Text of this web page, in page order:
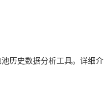
池历史数据分析工具。详细介